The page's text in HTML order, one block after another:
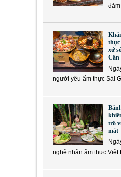
thực
xứ
Cần
người yêu ẩm thực Sài
trồ
mắt
nghệ nhân ẩm thực Việt